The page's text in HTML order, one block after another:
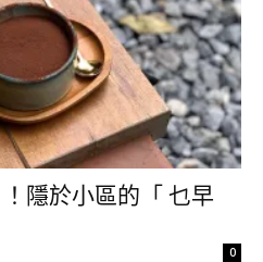
隱於小區的「 乜早
0